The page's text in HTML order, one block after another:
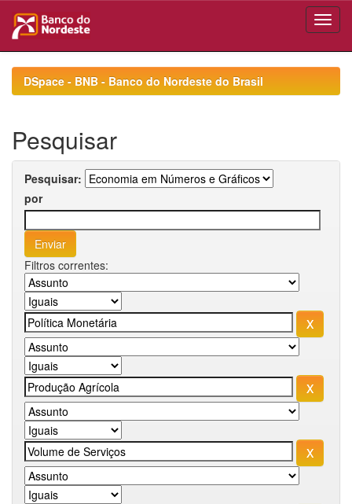
navigationDSpace - BNB - Banco do Nordeste do Brasil
Pesquisar
Pesquisar:
por
Filtros correntes: